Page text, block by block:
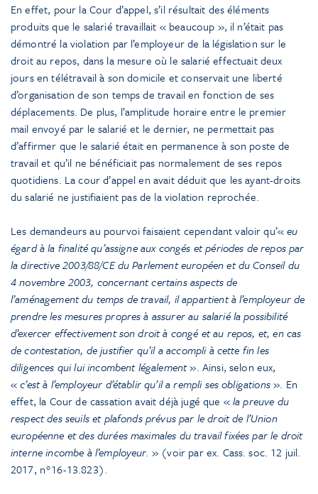
En effet, pour la Cour d’appel, s’il résultait des éléments
produits que le salarié travaillait « beaucoup », il n’était pas
démontré la violation par l’employeur de la législation sur le
droit au repos, dans la mesure où le salarié effectuait deux
jours en télétravail à son domicile et conservait une liberté
d’organisation de son temps de travail en fonction de ses
déplacements. De plus, l’amplitude horaire entre le premier
mail envoyé par le salarié et le dernier, ne permettait pas
d’affirmer que le salarié était en permanence à son poste de
travail et qu’il ne bénéficiait pas normalement de ses repos
quotidiens. La cour d’appel en avait déduit que les ayant-droits
du salarié ne justifiaient pas de la violation reprochée.
Les demandeurs au pourvoi faisaient cependant valoir qu’«eu
égard à la finalité qu’assigne aux congés et périodes de repos par
la directive 2003/88/CE du Parlement européen et du Conseil du
4 novembre 2003, concernant certains aspects de
l’aménagement du temps de travail, il appartient à l’employeur de
prendre les mesures propres à assurer au salarié la possibilité
d’exercer effectivement son droit à congé et au repos, et, en cas
de contestation, de justifier qu’il a accompli à cette fin les
diligences qui lui incombent légalement». Ainsi, selon eux,
«c’est à l’employeur d’établir qu’il a rempli ses obligations». En
effet, la Cour de cassation avait déjà jugé que «la preuve du
respect des seuils et plafonds prévus par le droit de l’Union
européenne et des durées maximales du travail fixées par le droit
interne incombe à l’employeur. » (voir par ex. Cass. soc. 12 juil.
2017, n°16-13.823).